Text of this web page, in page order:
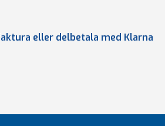
eller delbetala med Klarna